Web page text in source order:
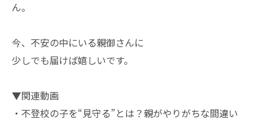
ん。
今、不安の中にいる親御さんに
少しでも届けば嬉しいです。
▼関連動画
・不登校の子を“見守る”とは？親がやりがちな間違い